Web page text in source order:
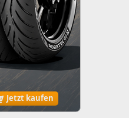
Jetzt kaufen